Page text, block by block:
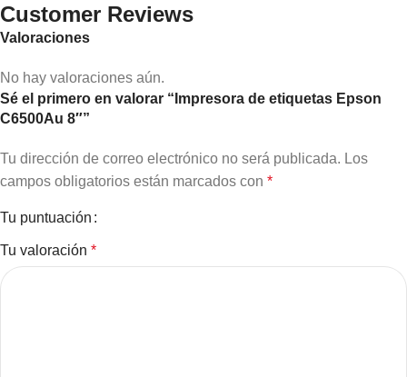
Customer Reviews
Valoraciones
No hay valoraciones aún.
Sé el primero en valorar “Impresora de etiquetas Epson
C6500Au 8″”
Tu dirección de correo electrónico no será publicada. Los
campos obligatorios están marcados con *
Tu puntuación
Tu valoración *